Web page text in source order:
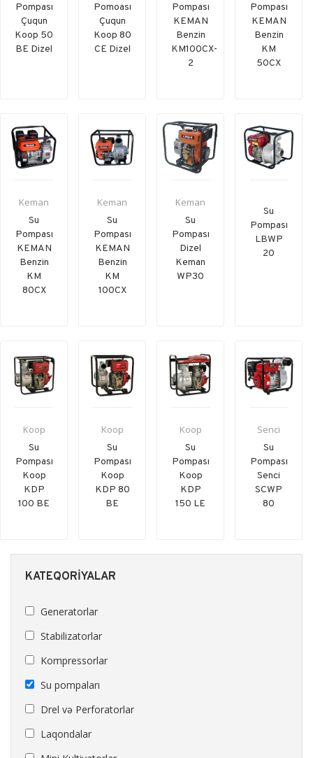
Pompası
Çuqun
Koop 50
BE Dizel
Pomoası
Çuqun
Koop 80
CE Dizel
Pompası
KEMAN
Benzin
KM100CX-
2
Pompası
KEMAN
Benzin
KM
50CX
Keman
Su
Pompası
KEMAN
Benzin
KM
80CX
Keman
Su
Pompası
KEMAN
Benzin
KM
100CX
Keman
Su
Pompası
Dizel
Keman
WP30
Su
Pompası
LBWP
20
Koop
Su
Pompası
Koop
KDP
100 BE
Koop
Su
Pompası
Koop
KDP 80
BE
Koop
Su
Pompası
Koop
KDP
150 LE
Senci
Su
Pompası
Senci
SCWP
80
KATEQORIYALAR
Generatorlar
Stabilizatorlar
Kompressorlar
Su pompaları
Drel və Perforatorlar
Laqondalar